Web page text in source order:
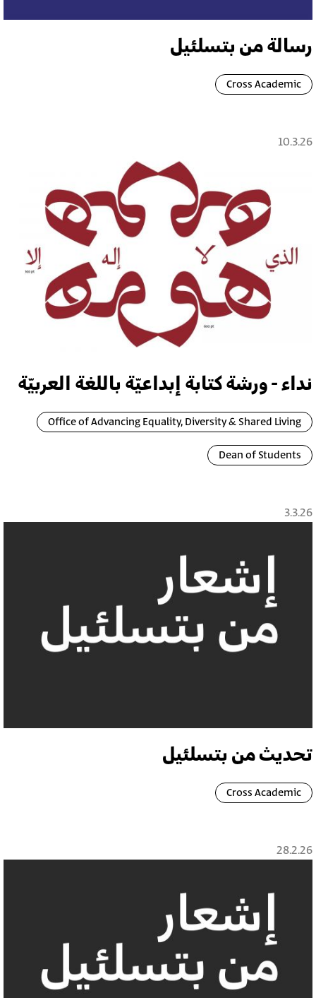
رسالة من بتسلئيل
Cross Academic
10.3.26
نداء - ورشة كتابة إبداعيّة باللغة العربيّة
Office of Advancing Equality, Diversity & Shared Living
Dean of Students
3.3.26
تحديث من بتسلئيل
Cross Academic
28.2.26